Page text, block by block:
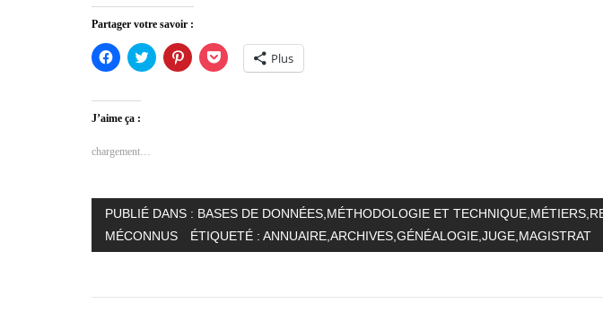
Partager votre savoir :
Cliquez
pour
Facebook(ouvre
dans
une
fenêtre)
Cliquez
pour
Cliquez
pour
Cliquez
pour
partager
Plus
J’aime ça :
chargement…
PUBLIÉ DANS : BASES DE DONNÉES MÉTHODOLOGIE ET TECHNIQUE MÉTIERS
MÉCONNUS
ÉTIQUETÉ : ANNUAIRE ARCHIVES GÉNÉALOGIE JUGE MAGISTRAT